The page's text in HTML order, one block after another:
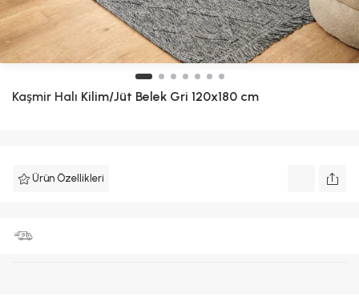
Kaşmir Halı Kilim/Jüt Belek Gri 120x180 cm
Ürün Özellikleri